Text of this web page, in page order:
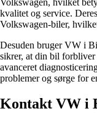
kvalitet og service.
Volkswagen-biler,
Desuden bruger VW i
sikrer, at din bil
avanceret
problemer og sørge for
Kontakt VW i